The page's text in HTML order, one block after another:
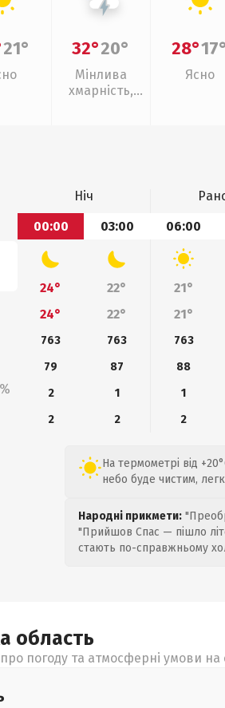
21° 32°20°
Мінлива
хмарність,
28°17°
Ясно
Ніч
00:00
03:00 06:00
24° 22° 21°
24°
22° 21°
763 763 763
79
87 88
2
1 1
2
2 2
На термометрі від
небо буде чистим,
Народні прикмети:
"Прийшов Спас — пішло
стають по-справжньому
область
погоду та атмосферні умови на